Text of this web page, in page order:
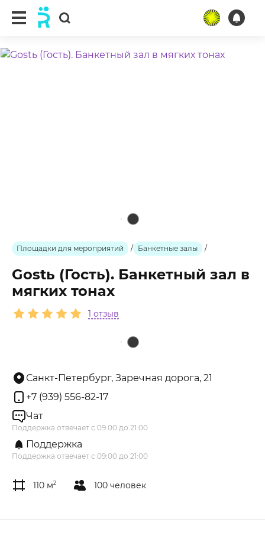
Площадки для мероприятий / Банкетные залы /
Gostь (Гость). Банкетный зал в
мягких тонах
1 отзыв
Санкт-Петербург, Заречная дорога, 21
+7 (939) 556-82-17
Чат
Поддержка отвечает с 09:00 до 21:00
Поддержка
Поддержка отвечает с 09:00 до 21:00
110 м2 100 человек